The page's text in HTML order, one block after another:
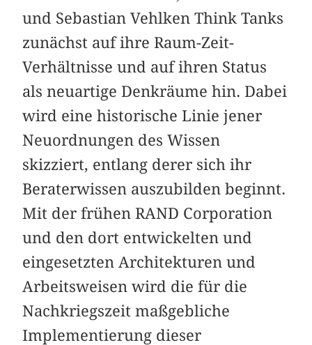
und Sebastian Vehlken Think Tanks
zunächst auf ihre Raum-Zeit-
Verhältnisse und auf ihren Status
als neuartige Denkräume hin. Dabei
wird eine historische Linie jener
Neuordnungen des Wissen
skizziert, entlang derer sich ihr
Beraterwissen auszubilden beginnt.
Mit der frühen RAND Corporation
und den dort entwickelten und
eingesetzten Architekturen und
Arbeitsweisen wird die für die
Nachkriegszeit maßgebliche
Implementierung dieser